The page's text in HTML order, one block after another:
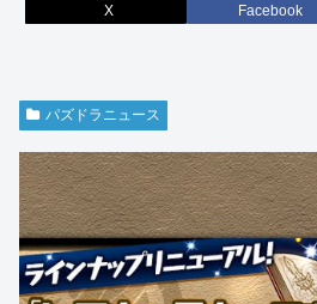
X Facebook
パズドラニュース